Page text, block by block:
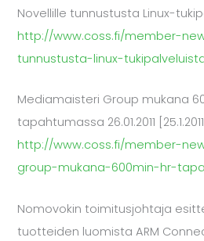
Novellille tunnustusta Linux-
http://www.coss.fi/member-
tunnustusta-linux-
Mediamaisteri Group mukana
tapahtumassa 26.01.2011 [25.1.2011]
http://www.coss.fi/member-
group-mukana-600min-hr-
Nomovokin toimitusjohtaja
tuotteiden luomista ARM